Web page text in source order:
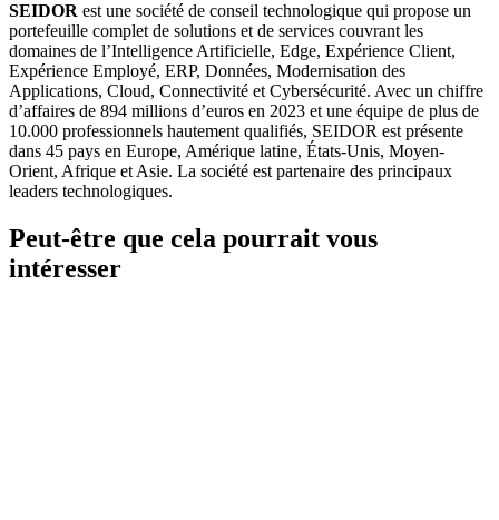
SEIDOR est une société de conseil technologique qui propose un
portefeuille complet de solutions et de services couvrant les
domaines de l’Intelligence Artificielle, Edge, Expérience Client,
Expérience Employé, ERP, Données, Modernisation des
Applications, Cloud, Connectivité et Cybersécurité. Avec un chiffre
d’affaires de 894 millions d’euros en 2023 et une équipe de plus de
10.000 professionnels hautement qualifiés, SEIDOR est présente
dans 45 pays en Europe, Amérique latine, États-Unis, Moyen-
Orient, Afrique et Asie. La société est partenaire des principaux
leaders technologiques.
Peut-être que cela pourrait vous
intéresser